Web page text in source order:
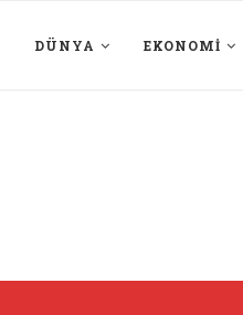
DÜNYA EKONOMI